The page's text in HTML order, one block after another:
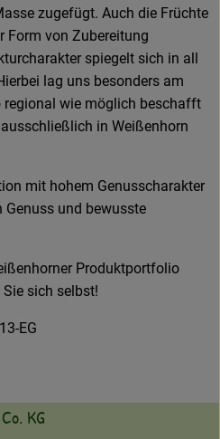
zugefügt. Auch die Früchte
Form von Zubereitung
spiegelt sich in all
lag uns besonders am
regional wie möglich beschafft
in Weißenhorn
mit hohem Genusscharakter
Genuss und bewusste
Produktportfolio
sich selbst!
EG
KG